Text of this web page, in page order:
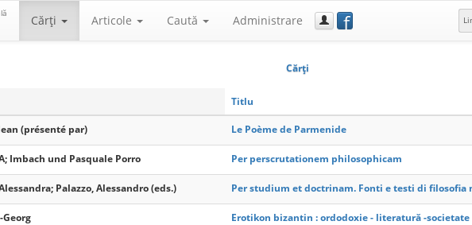
Cărţi Articole Caută Administrare f
Cărţi
Titlu
(présenté par) Le Poème de Parmenide
Imbach und Pasquale Porro Per perscrutationem philosophicam
Palazzo, Alessandro (eds.) Per studium et doctrinam. Fonti e testi di filosofia
Georg Erotikon bizantin : ordodoxie - literatură -societate